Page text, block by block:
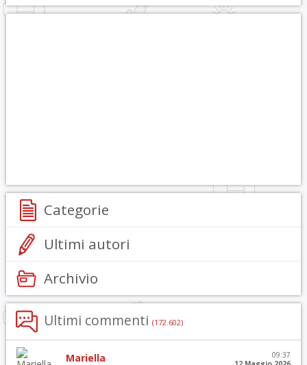
Categorie
Ultimi autori
Archivio
Ultimi commenti (172.602)
Mariella
09:37